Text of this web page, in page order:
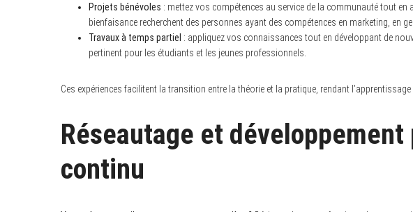
Projets bénévoles : mettez vos compétences au service de la communauté tout en
bienfaisance recherchent des personnes ayant des compétences en marketing, en
Travaux à temps partiel : appliquez vos connaissances tout en développant de
pertinent pour les étudiants et les jeunes professionnels.
Ces expériences facilitent la transition entre la théorie et la pratique, rendant l’apprentissage
Réseautage et
continu